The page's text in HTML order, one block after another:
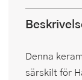
Denna
särskilt för